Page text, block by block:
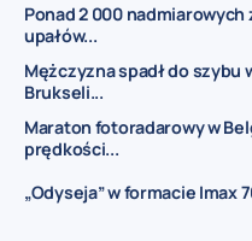
Ponad 2 000
upałów...
Mężczyzna spadł do
Brukseli...
Maraton fotoradarowy w
prędkości...
„Odyseja” w formacie Imax